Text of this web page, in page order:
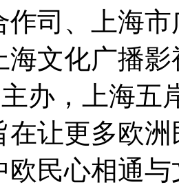
作司、上海
海文化广播
办，上海五
在让更多欧
欧民心相通